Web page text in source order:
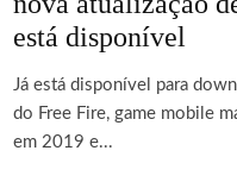
está disponível
Já está disponível para
do Free Fire, game mobile
em 2019 e...